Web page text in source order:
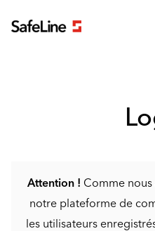
Attention ! Comme
notre plateforme de
les utilisateurs
Formulaire de